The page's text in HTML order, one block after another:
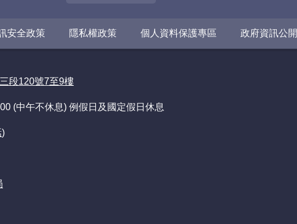
安全政策 隱私權政策 個人資料保護專區 政府資訊公開
段120號7至9樓
(中午不休息) 例假日及國定假日休息
)